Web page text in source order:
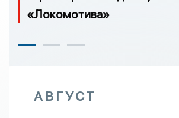
«Локомотива»
АВГУСТ